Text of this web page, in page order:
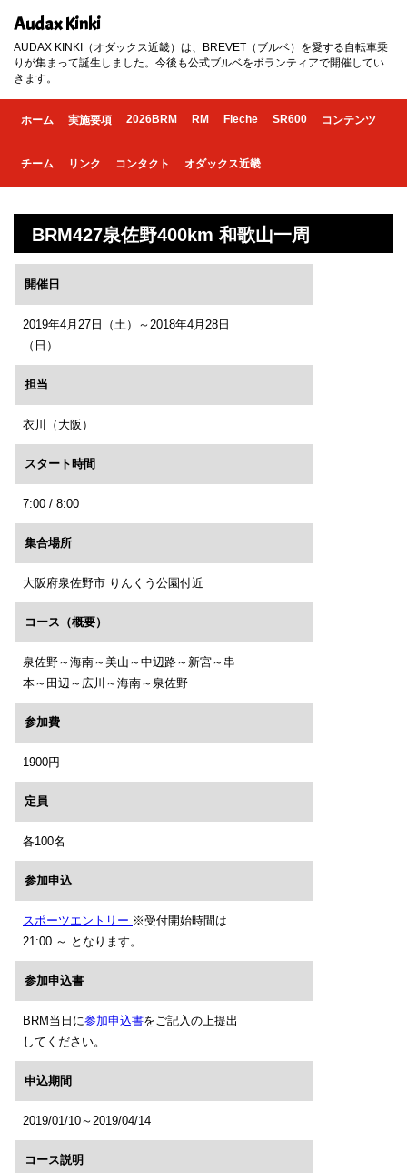
Audax Kinki
AUDAX KINKI（オダックス近畿）は、BREVET（ブルベ）を愛する自転車乗
りが集まって誕生しました。今後も公式ブルベをボランティアで開催してい
きます。
ホーム 実施要項 2026BRM RM Fleche SR600 コンテンツ
チーム リンク コンタクト オダックス近畿
BRM427泉佐野400km 和歌山一周
開催日
2019年4月27日（土）～2018年4月28日
（日）
担当
衣川（大阪）
スタート時間
7:00 / 8:00
集合場所
大阪府泉佐野市 りんくう公園付近
コース（概要）
泉佐野～海南～美山～中辺路～新宮～串
本～田辺～広川～海南～泉佐野
参加費
1900円
定員
各100名
参加申込
スポーツエントリー ※受付開始時間は
21:00 ～ となります。
参加申込書
BRM当日に参加申込書をご記入の上提出
してください。
申込期間
2019/01/10～2019/04/14
コース説明